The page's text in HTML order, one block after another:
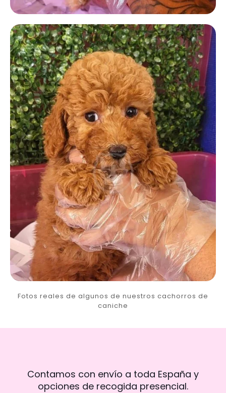
Fotos reales de algunos de nuestros cachorros de
caniche
Contamos con envío a toda España y
opciones de recogida presencial.